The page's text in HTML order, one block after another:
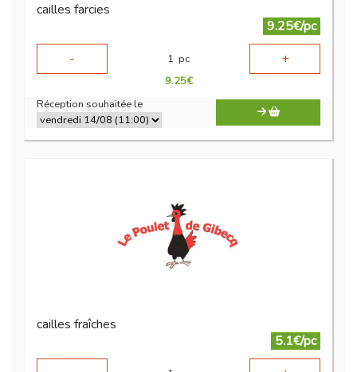
cailles farcies
9.25€/pc
-
1 pc +
9.25€
Réception souhaitée le
cailles fraîches
5.1€/pc